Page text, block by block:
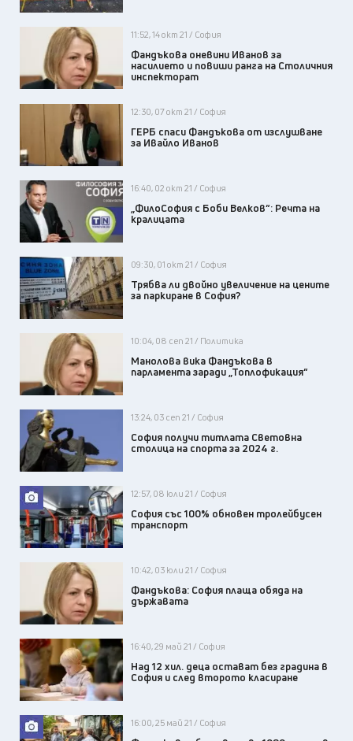
11:52, 14 окт 21 / София
Фандъкова оневини Иванов за
насилието и повиши ранга на Столичния
инспекторат
12:30, 07 окт 21 / София
ГЕРБ спаси Фандъкова от изслушване
за Ивайло Иванов
16:40, 02 окт 21 / София
„ФилоСофия с Боби Велков“: Речта на
кралицата
09:30, 01 окт 21 / София
Трябва ли двойно увеличение на цените
за паркиране в София?
10:04, 08 сеп 21 / Политика
Манолова вика Фандъкова в
парламента заради „Топлофикация“
13:24, 03 сеп 21 / София
София получи титлата Световна
столица на спорта за 2024 г.
12:57, 08 юли 21 / София
София със 100% обновен тролейбусен
транспорт
10:42, 03 юли 21 / София
Фандъкова: София плаща обяда на
държавата
16:40, 29 май 21 / София
Над 12 хил. деца остават без градина в
София и след второто класиране
16:00, 25 май 21 / София